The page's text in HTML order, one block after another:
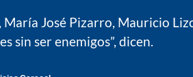
María José Pizarro, Mauricio
sin ser enemigos”, dicen.